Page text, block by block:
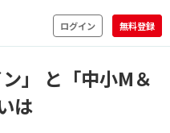
ログイン 無料登録
」 と「中小M＆
は